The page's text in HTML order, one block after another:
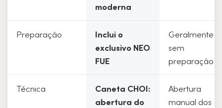
moderna
Preparação
Inclui o
exclusivo NEO
FUE
Geralmente
sem
preparação
Técnica
Caneta CHOI:
abertura do
Abertura
manual dos